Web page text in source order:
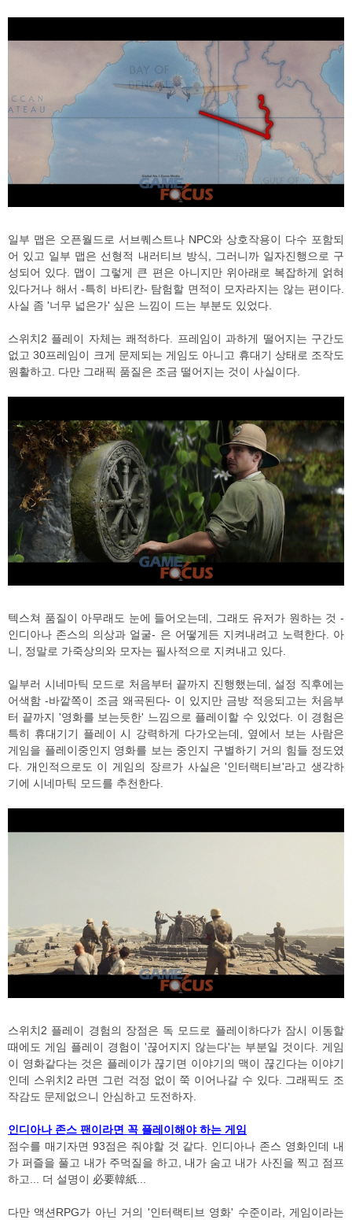
일부 맵은 오픈월드로 서브퀘스트나 NPC와 상호작용이 다수 포함되
어 있고 일부 맵은 선형적 내러티브 방식, 그러니까 일자진행으로 구
성되어 있다. 맵이 그렇게 큰 편은 아니지만 위아래로 복잡하게 얽혀
있다거나 해서 -특히 바티칸- 탐험할 면적이 모자라지는 않는 편이다.
사실 좀 '너무 넓은가' 싶은 느낌이 드는 부분도 있었다.
스위치2 플레이 자체는 쾌적하다. 프레임이 과하게 떨어지는 구간도
없고 30프레임이 크게 문제되는 게임도 아니고 휴대기 상태로 조작도
원활하고. 다만 그래픽 품질은 조금 떨어지는 것이 사실이다.
텍스쳐 품질이 아무래도 눈에 들어오는데, 그래도 유저가 원하는 것 -
인디아나 존스의 의상과 얼굴- 은 어떻게든 지켜내려고 노력한다. 아
니, 정말로 가죽상의와 모자는 필사적으로 지켜내고 있다.
일부러 시네마틱 모드로 처음부터 끝까지 진행했는데, 설정 직후에는
어색함 -바깥쪽이 조금 왜곡된다- 이 있지만 금방 적응되고는 처음부
터 끝까지 '영화를 보는듯한' 느낌으로 플레이할 수 있었다. 이 경험은
특히 휴대기기 플레이 시 강력하게 다가오는데, 옆에서 보는 사람은
게임을 플레이중인지 영화를 보는 중인지 구별하기 거의 힘들 정도였
다. 개인적으로도 이 게임의 장르가 사실은 '인터랙티브'라고 생각하
기에 시네마틱 모드를 추천한다.
스위치2 플레이 경험의 장점은 독 모드로 플레이하다가 잠시 이동할
때에도 게임 플레이 경험이 '끊어지지 않는다'는 부분일 것이다. 게임
이 영화같다는 것은 플레이가 끊기면 이야기의 맥이 끊긴다는 이야기
인데 스위치2 라면 그런 걱정 없이 쭉 이어나갈 수 있다. 그래픽도 조
작감도 문제없으니 안심하고 도전하자.
인디아나 존스 팬이라면 꼭 플레이해야 하는 게임
점수를 매기자면 93점은 줘야할 것 같다. 인디아나 존스 영화인데 내
가 퍼즐을 풀고 내가 주먹질을 하고, 내가 숨고 내가 사진을 찍고 점프
하고... 더 설명이 必要韓紙...
다만 액션RPG가 아닌 거의 '인터랙티브 영화' 수준이라, 게임이라는